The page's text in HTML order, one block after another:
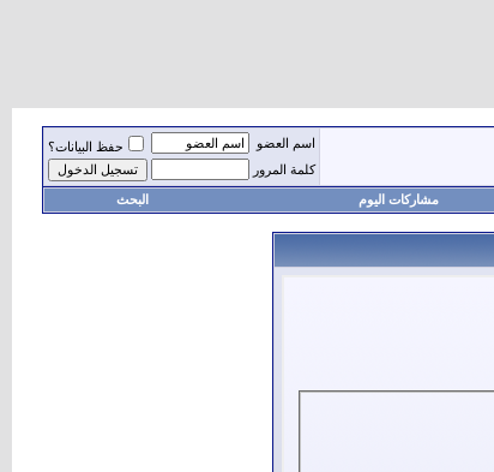
اسم العضو
حفظ البيانات؟
كلمة المرور
مشاركات اليوم البحث